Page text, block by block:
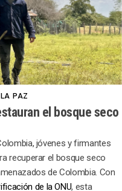
PAZ
el bosque seco
jóvenes y firmantes
recuperar el bosque seco
de Colombia. Con
de la ONU, esta